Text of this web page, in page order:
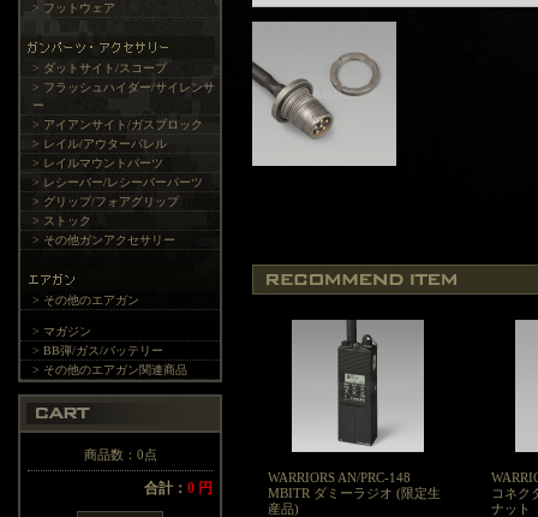
> フットウェア
> ダットサイト/スコープ
> フラッシュハイダー/サイレンサ
ー
> アイアンサイト/ガスブロック
> レイル/アウターバレル
> レイルマウントパーツ
> レシーバー/レシーバーパーツ
> グリップ/フォアグリップ
> ストック
> その他ガンアクセサリー
> その他のエアガン
> マガジン
> BB弾/ガス/バッテリー
> その他のエアガン関連商品
商品数：0点
合計： 0 円
WARRIORS AN/PRC-148
MBITR ダミーラジオ (限定生
産品)
コネク
ナット